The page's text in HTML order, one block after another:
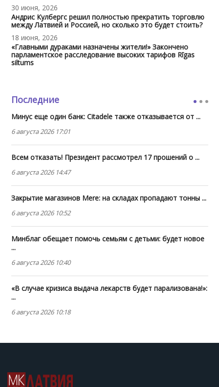
30 июня, 2026
Андрис Кулбергс решил полностью прекратить торговлю
между Латвией и Россией, но сколько это будет стоить?
18 июня, 2026
«Главными дураками назначены жители!» Закончено
парламентское расследование высоких тарифов Rīgas
siltums
Последние
Минус еще один банк: Citadele также отказывается от ...
6 августа 2026 17:01
Всем отказать! Президент рассмотрел 17 прошений о ...
6 августа 2026 14:47
Закрытие магазинов Mere: на складах пропадают тонны ...
6 августа 2026 10:52
Минблаг обещает помочь семьям с детьми: будет новое
...
6 августа 2026 10:40
«В случае кризиса выдача лекарств будет парализована!»:
...
6 августа 2026 10:18